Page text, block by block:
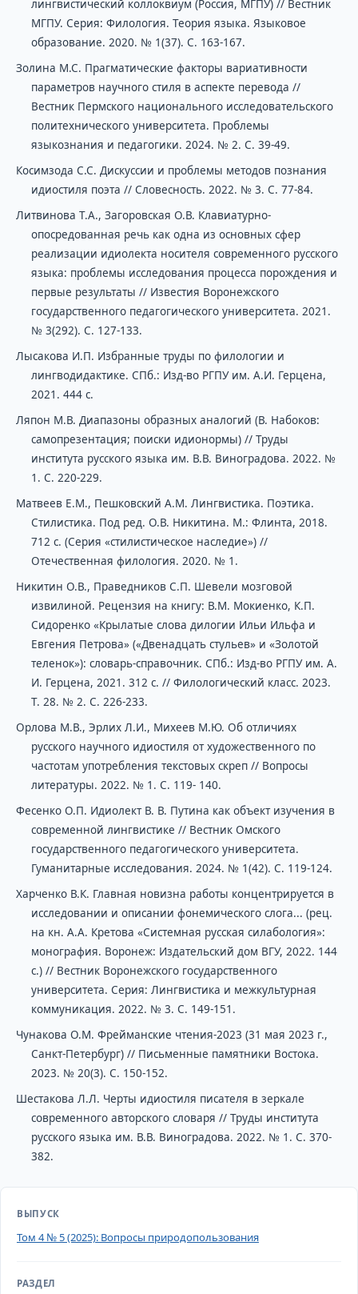
лингвистический коллоквиум (Россия, МГПУ) // Вестник
МГПУ. Серия: Филология. Теория языка. Языковое
образование. 2020. № 1(37). С. 163-167.
Золина М.С. Прагматические факторы вариативности
параметров научного стиля в аспекте перевода //
Вестник Пермского национального исследовательского
политехнического университета. Проблемы
языкознания и педагогики. 2024. № 2. С. 39-49.
Косимзода С.С. Дискуссии и проблемы методов познания
идиостиля поэта // Словесность. 2022. № 3. С. 77-84.
Литвинова Т.А., Загоровская О.В. Клавиатурно-
опосредованная речь как одна из основных сфер
реализации идиолекта носителя современного русского
языка: проблемы исследования процесса порождения и
первые результаты // Известия Воронежского
государственного педагогического университета. 2021.
№ 3(292). С. 127-133.
Лысакова И.П. Избранные труды по филологии и
лингводидактике. СПб.: Изд-во РГПУ им. А.И. Герцена,
2021. 444 с.
Ляпон М.В. Диапазоны образных аналогий (В. Набоков:
самопрезентация; поиски идионормы) // Труды
института русского языка им. В.В. Виноградова. 2022. №
1. С. 220-229.
Матвеев Е.М., Пешковский А.М. Лингвистика. Поэтика.
Стилистика. Под ред. О.В. Никитина. М.: Флинта, 2018.
712 с. (Серия «стилистическое наследие») //
Отечественная филология. 2020. № 1.
Никитин О.В., Праведников С.П. Шевели мозговой
извилиной. Рецензия на книгу: В.М. Мокиенко, К.П.
Сидоренко «Крылатые слова дилогии Ильи Ильфа и
Евгения Петрова» («Двенадцать стульев» и «Золотой
теленок»): словарь-справочник. СПб.: Изд-во РГПУ им. А.
И. Герцена, 2021. 312 с. // Филологический класс. 2023.
Т. 28. № 2. С. 226-233.
Орлова М.В., Эрлих Л.И., Михеев М.Ю. Об отличиях
русского научного идиостиля от художественного по
частотам употребления текстовых скреп // Вопросы
литературы. 2022. № 1. С. 119- 140.
Фесенко О.П. Идиолект В. В. Путина как объект изучения в
современной лингвистике // Вестник Омского
государственного педагогического университета.
Гуманитарные исследования. 2024. № 1(42). С. 119-124.
Харченко В.К. Главная новизна работы концентрируется в
исследовании и описании фонемического слога... (рец.
на кн. А.А. Кретова «Системная русская силабология»:
монография. Воронеж: Издательский дом ВГУ, 2022. 144
с.) // Вестник Воронежского государственного
университета. Серия: Лингвистика и межкультурная
коммуникация. 2022. № 3. С. 149-151.
Чунакова О.М. Фрейманские чтения-2023 (31 мая 2023 г.,
Санкт-Петербург) // Письменные памятники Востока.
2023. № 20(3). С. 150-152.
Шестакова Л.Л. Черты идиостиля писателя в зеркале
современного авторского словаря // Труды института
русского языка им. В.В. Виноградова. 2022. № 1. C. 370-
382.
ВЫПУСК
Том 4 № 5 (2025): Вопросы природопользования
РАЗДЕЛ